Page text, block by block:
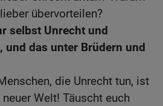
übervorteilen?
selbst Unrecht und
und das unter Brüdern und
die Unrecht tun, ist
Welt! Täuscht euch